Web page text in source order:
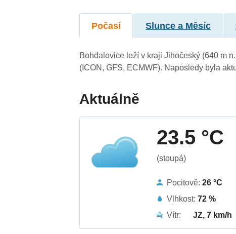
Počasí Slunce a Měsíc
Bohdalovice leží v kraji Jihočeský (640 m
(ICON, GFS, ECMWF). Naposledy byla
Aktuálně
23.5 °C
(stoupá)
Pocitově:26 °C
Vlhkost:72 %
Vítr:
JZ, 7 km/h